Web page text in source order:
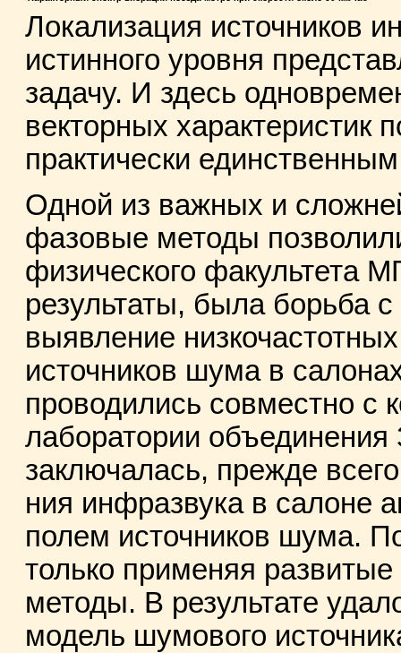
Локализация источников
истинного уровня
задачу. И здесь
векторных
практически
Одной из важных и
фазовые методы
физического факультета
результаты, была борьба
выявление
источников шума в
проводились совместно с
лаборатории
заключалась, прежде
ния инфразвука в салоне
полем источников шума.
только применяя
методы. В результате
модель шумового